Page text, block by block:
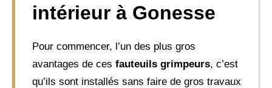
intérieur à Gonesse
Pour commencer, l’un des plus gros
avantages de ces fauteuils grimpeurs, c’est
qu’ils sont installés sans faire de gros travaux